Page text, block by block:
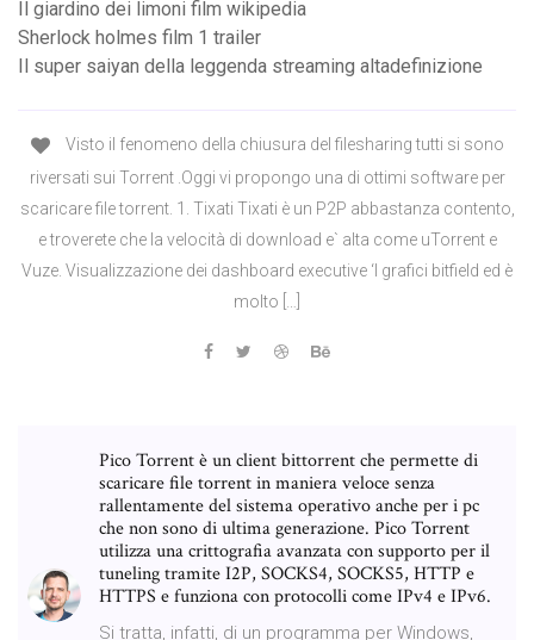
Il giardino dei limoni film wikipedia
Sherlock holmes film 1 trailer
Il super saiyan della leggenda streaming altadefinizione
Visto il fenomeno della chiusura del filesharing tutti si sono
riversati sui Torrent .Oggi vi propongo una di ottimi software per
scaricare file torrent. 1. Tixati Tixati è un P2P abbastanza contento,
e troverete che la velocità di download e` alta come uTorrent e
Vuze. Visualizzazione dei dashboard executive ‘I grafici bitfield ed è
molto […]
Pico Torrent è un client bittorrent che permette di
scaricare file torrent in maniera veloce senza
rallentamente del sistema operativo anche per i pc
che non sono di ultima generazione. Pico Torrent
utilizza una crittografia avanzata con supporto per il
tuneling tramite I2P, SOCKS4, SOCKS5, HTTP e
HTTPS e funziona con protocolli come IPv4 e IPv6.
Si tratta, infatti, di un programma per Windows,